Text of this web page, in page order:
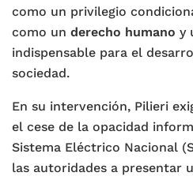
como un privilegio
como un derecho humano y
indispensable para el
sociedad.
En su intervención, Pilieri
el cese de la opacidad
Sistema Eléctrico Nacional
las autoridades a presentar